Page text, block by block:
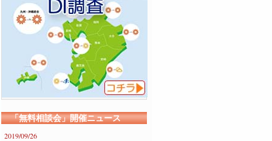
「無料相談会」開催ニュース
2019/09/26